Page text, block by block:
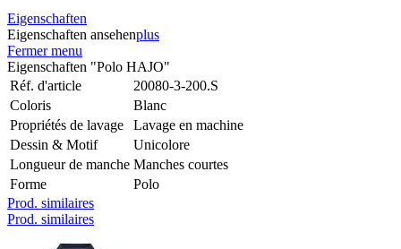
Eigenschaften
Eigenschaften ansehenplus
Fermer menu
Eigenschaften "Polo HAJO"
Réf. d'article
20080-3-200.S
Coloris
Blanc
Propriétés de lavage
Lavage en machine
Dessin & Motif
Unicolore
Longueur de manche Manches courtes
Forme
Polo
Prod. similaires
Prod. similaires